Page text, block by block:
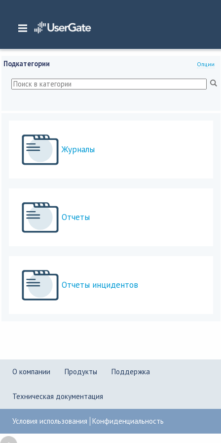
Главная/ Документация/SIEM/
UserGate SIEM 7.x Руководство администратора
Опции
Подкатегории
Журналы
Отчеты
Отчеты инцидентов
О компании Продукты Поддержка
Техническая документация
Условия использования Конфиденциальность